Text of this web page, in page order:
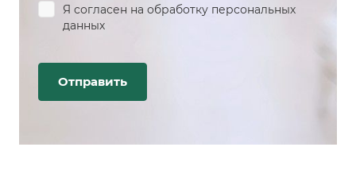
Я согласен на обработку персональных
данных